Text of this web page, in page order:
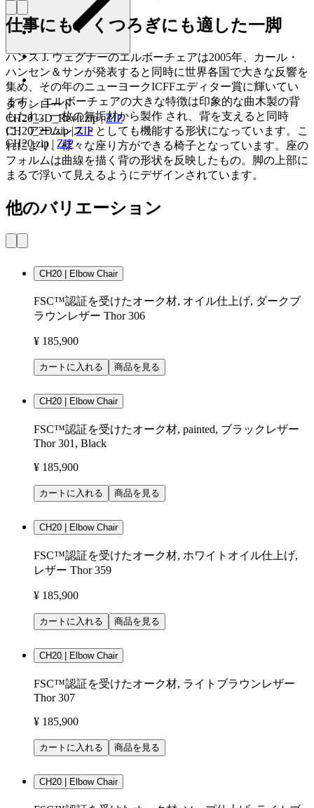
ダウンロード
CH20_3D_Revit.zip|ZIP
CH20_2D.zip|ZIP
CH20.zip | ZIP
仕事にも、くつろぎにも適した一脚
ハンス J. ウェグナーのエルボーチェアは2005年、カール・
ハンセン＆サンが発表すると同時に世界各国で大きな反響を
集め、その年のニューヨークICFFエディター賞に輝いてい
ます。 エルボーチェアの大きな特徴は印象的な曲木製の背
もたれ。一枚の無垢材から製作 され、背を支えると同時
に、アームレストとしても機能する形状になっています。こ
れにより、様々な座り方ができる椅子となっています。座の
フォルムは曲線を描く背の形状を反映したもの。脚の上部に
まるで浮いて見えるようにデザインされています。
他のバリエーション
CH20 | Elbow Chair
FSC™認証を受けたオーク材, オイル仕上げ, ダークブ
ラウンレザー Thor 306
¥ 185,900
カートに入れる 商品を見る
CH20 | Elbow Chair
FSC™認証を受けたオーク材, painted, ブラックレザー
Thor 301, Black
¥ 185,900
カートに入れる 商品を見る
CH20 | Elbow Chair
FSC™認証を受けたオーク材, ホワイトオイル仕上げ,
レザー Thor 359
¥ 185,900
カートに入れる 商品を見る
CH20 | Elbow Chair
FSC™認証を受けたオーク材, ライトブラウンレザー
Thor 307
¥ 185,900
カートに入れる 商品を見る
CH20 | Elbow Chair